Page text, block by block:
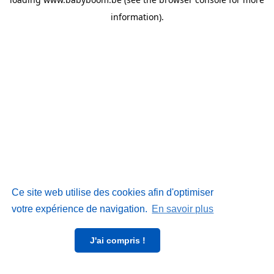
Ce site web utilise des cookies afin d'optimiser
votre expérience de navigation. En savoir plus
J'ai compris !
information).